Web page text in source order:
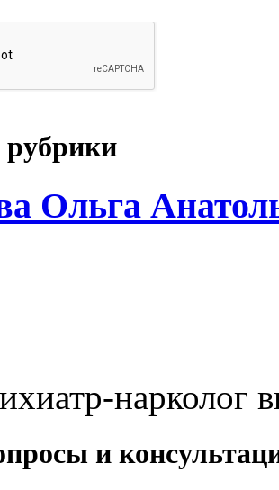
Ольга
нарколог
и